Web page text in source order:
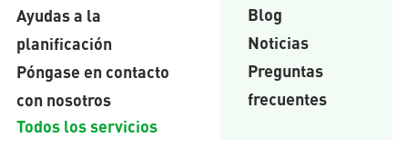
Ayudas a la
planificación
Póngase en contacto
con nosotros
Todos los servicios
Blog
Noticias
Preguntas
frecuentes